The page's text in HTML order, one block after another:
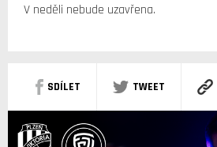
V neděli nebude uzavřena.
SDÍLET TWEET